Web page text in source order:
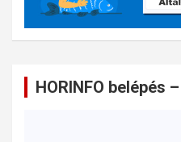
HORINFO belépés